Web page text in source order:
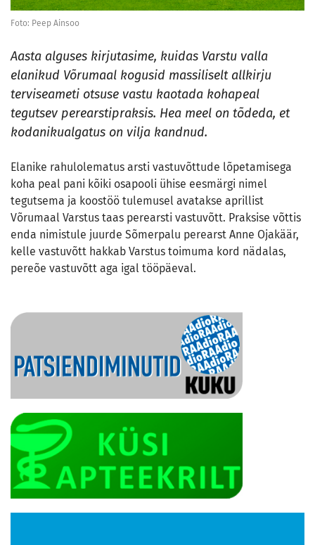
Foto: Peep Ainsoo
Aasta alguses kirjutasime, kuidas Varstu valla
elanikud Võrumaal kogusid massiliselt allkirju
terviseameti otsuse vastu kaotada kohapeal
tegutsev perearstipraksis. Hea meel on tõdeda, et
kodanikualgatus on vilja kandnud.
Elanike rahulolematus arsti vastuvõttude lõpetamisega
koha peal pani kõiki osapooli ühise eesmärgi nimel
tegutsema ja koostöö tulemusel avatakse aprillist
Võrumaal Varstus taas perearsti vastuvõtt. Praksise võttis
enda nimistule juurde Sõmerpalu perearst Anne Ojakäär,
kelle vastuvõtt hakkab Varstus toimuma kord nädalas,
pereõe vastuvõtt aga igal tööpäeval.